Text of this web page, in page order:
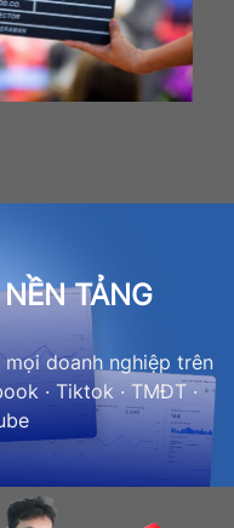
TẢNG
doanh nghiệp trên
· Tiktok · TMĐT ·